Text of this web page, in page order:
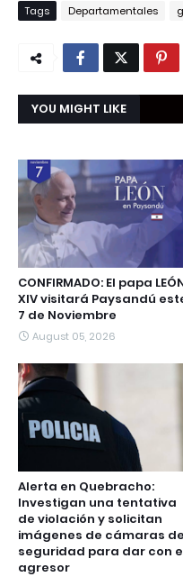
Tags Departamentales
YOU MIGHT LIKE
CONFIRMADO: El papa
XIV visitará Paysandú
7 de Noviembre
August 05, 2026
Alerta en Quebracho:
Investigan una tentativa
de violación y solicitan
imágenes de cámaras de
seguridad para dar con
agresor